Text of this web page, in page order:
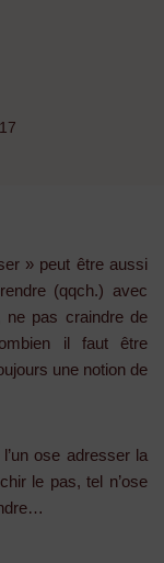
» peut être aussi
(qqch.) avec
ne pas craindre de
il faut être
une notion de
ose adresser la
le pas, tel n’ose